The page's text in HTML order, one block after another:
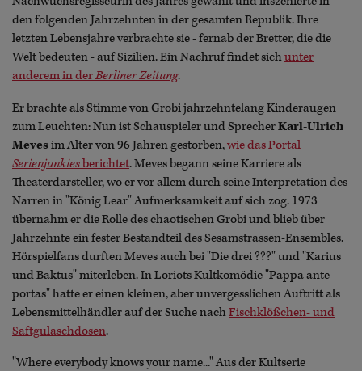
den folgenden Jahrzehnten in der gesamten Republik. Ihre
letzten Lebensjahre verbrachte sie - fernab der Bretter, die die
Welt bedeuten - auf Sizilien. Ein Nachruf findet sichunter
anderem in derBerliner Zeitung.
Er brachte als Stimme von Grobi jahrzehntelang Kinderaugen
zum Leuchten: Nun ist Schauspieler und SprecherKarl-Ulrich
Mevesim Alter von 96 Jahren gestorben,wie das Portal
Serienjunkiesberichtet. Meves begann seine Karriere als
Theaterdarsteller, wo er vor allem durch seine Interpretation des
Narren in "König Lear" Aufmerksamkeit auf sich zog. 1973
übernahm er die Rolle des chaotischen Grobi und blieb über
Jahrzehnte ein fester Bestandteil des Sesamstrassen-Ensembles.
Hörspielfans durften Meves auch bei "Die drei ???" und "Karius
und Baktus" miterleben. In Loriots Kultkomödie "Pappa ante
portas" hatte er einen kleinen, aber unvergesslichen Auftritt als
Lebensmittelhändler auf der Suche nachFischklößchen- und
Saftgulaschdosen.
"Where everybody knows your name..." Aus der Kultserie